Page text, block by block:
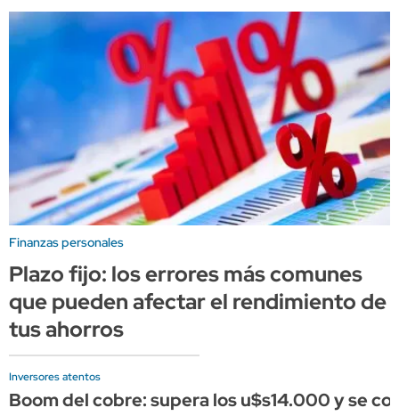
Finanzas personales
Plazo fijo: los errores más comunes
que pueden afectar el rendimiento de
tus ahorros
Inversores atentos
Boom del cobre: supera los u$s14.000 y se